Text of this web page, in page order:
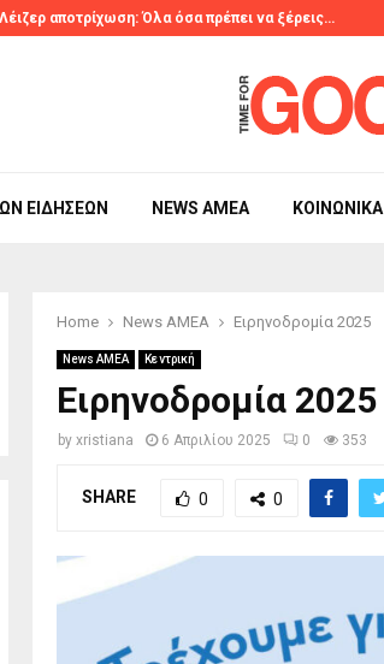
Λέιζερ αποτρίχωση: Όλα όσα πρέπει να ξέρεις…
ΕΙΔΉΣΕΩΝ NEWS ΑΜΕΑ ΚΟΙΝΩΝΙΚΆ
Home News ΑΜΕΑ Ειρηνοδρομία 2025
News ΑΜΕΑ Κεντρική
Ειρηνοδρομία 2025
by xristiana 6 Απριλίου 2025 0 353
SHARE 0 0